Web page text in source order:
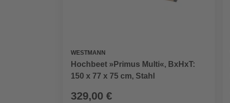
WESTMANN
Hochbeet »Primus Multi«, BxHxT:
150 x 77 x 75 cm, Stahl
329,00 €